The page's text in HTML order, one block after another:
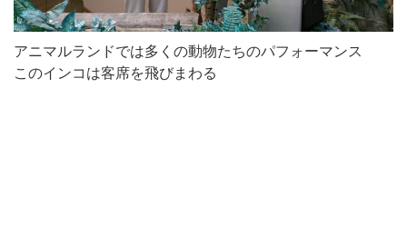
アニマルランドでは多くの動物たちのパフォーマンス
このインコは客席を飛びまわる